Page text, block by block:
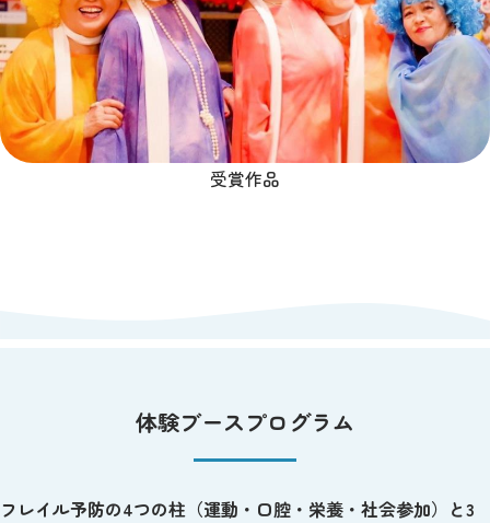
受賞作品
体験ブースプログラム
フレイル予防の4つの柱（運動・口腔・栄養・社会参加）と3